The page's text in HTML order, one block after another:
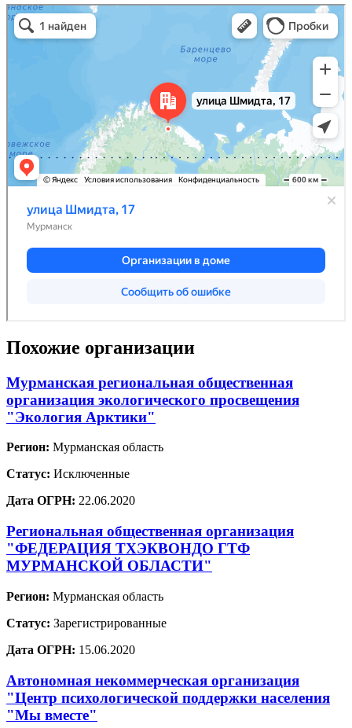
Похожие организации
Мурманская региональная общественная
организация экологического просвещения
"Экология Арктики"
Регион: Мурманская область
Статус: Исключенные
Дата ОГРН: 22.06.2020
Региональная общественная организация
"ФЕДЕРАЦИЯ ТХЭКВОНДО ГТФ
МУРМАНСКОЙ ОБЛАСТИ"
Регион: Мурманская область
Статус: Зарегистрированные
Дата ОГРН: 15.06.2020
Автономная некоммерческая организация
"Центр психологической поддержки населения
"Мы вместе"